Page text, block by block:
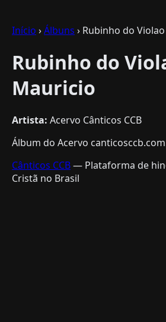
Início ›Álbuns › Rubinho do
Rubinho do
Mauricio
Artista: Acervo Cânticos CCB
Álbum do Acervo
Cânticos CCB— Plataforma de
Cristã no Brasil